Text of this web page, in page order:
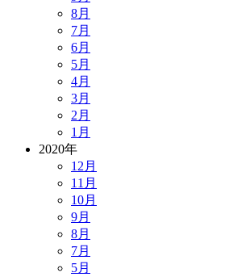
8月
7月
6月
5月
4月
3月
2月
1月
2020年
12月
11月
10月
9月
8月
7月
5月